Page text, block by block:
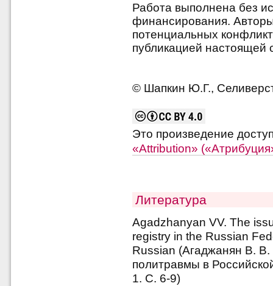
Работа выполнена без
финансирования.
потенциальных
публикацией настоящей
© Шапкин Ю.Г.,
Это произведение
«Attribution»
Литература
Agadzhanyan VV. The
registry in the Russian
Russian (Агаджанян В. В.
политравмы в
1. С. 6-9)